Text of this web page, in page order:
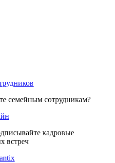
семейным сотрудникам?
кадровые
встреч